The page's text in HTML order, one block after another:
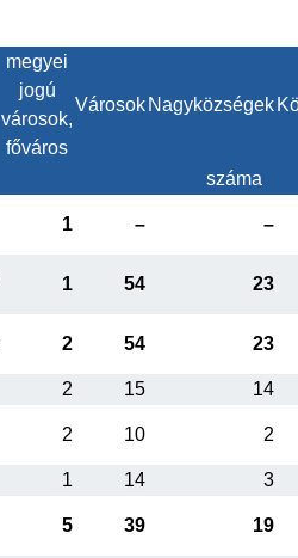
megyei
jogú
városok,
főváros
Városok Nagyközségek
száma
1 – –
1 54 23
2 54 23
2 15
14
2 10 2
1 14
3
5 39 19